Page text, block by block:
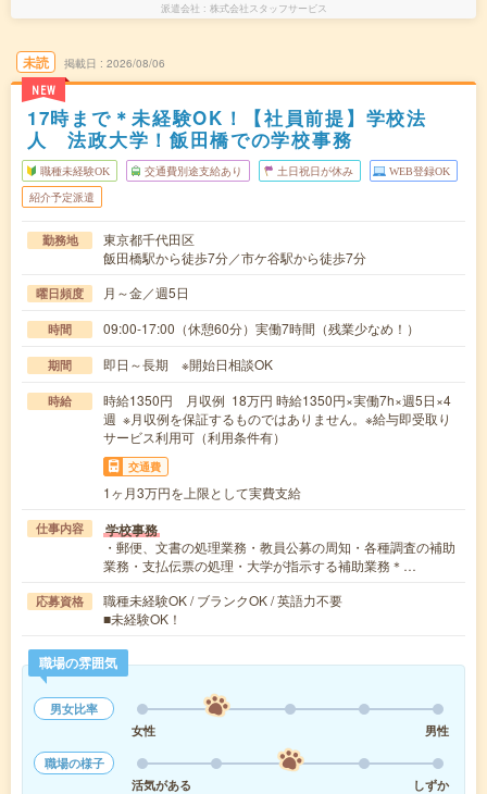
派遣会社 株式会社スタッフサービス
未読
NEW
掲載日 2026/08/06
17時まで＊未経験OK！【社員前提】学校法
人 法政大学！飯田橋での学校事務
職種未経験OK 交通費別途支給あり 土日祝日が休み WEB登録OK
紹介予定派遣
勤務地
東京都千代田区
飯田橋駅から徒歩7分／市ケ谷駅から徒歩7分
曜日頻度 月～金／週5日
時間 09:00-17:00（休憩60分）実働7時間（残業少なめ！）
期間 即日～長期 ※開始日相談OK
時給
時給1350円 月収例 18万円 時給1350円×実働7h×週5日×4
週 ※月収例を保証するものではありません。※給与即受取り
サービス利用可（利用条件有）
交通費
1ヶ月3万円を上限として実費支給
仕事内容 学校事務
・郵便、文書の処理業務・教員公募の周知・各種調査の補助
業務・支払伝票の処理・大学が指示する補助業務＊…
応募資格
職種未経験OK / ブランクOK / 英語力不要
■未経験OK！
職場の雰囲気
男女比率
女性
男性
職場の様子
活気がある
しずか